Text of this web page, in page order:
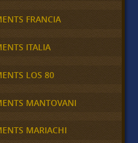
FRANCIA
ITALIA
LOS 80
MANTOVANI
MARIACHI